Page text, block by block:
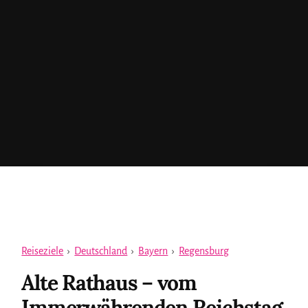
Reiseziele › Deutschland › Bayern › Regensburg
Alte Rathaus – vom